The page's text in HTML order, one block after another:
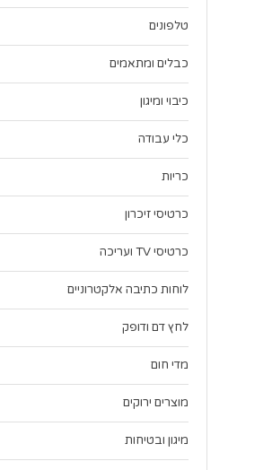
טלפונים
כבלים ומתאמים
כיבוי ומיגון
כלי עבודה
כריות
כרטיסי זיכרון
כרטיסי TV ועריכה
לוחות כתיבה אלקטרוניים
לחץ דם ודופק
מדי חום
מוצרים ירוקים
מיגון ובטיחות